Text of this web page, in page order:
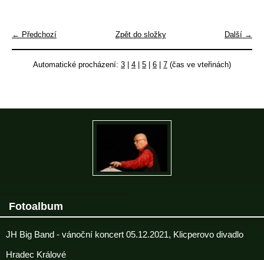
← Předchozí Další →
Zpět do složky
Automatické procházení: 3 4 5 6 7 (čas ve vteřinách)
Fotoalbum
JH Big Band - vánoční koncert 05.12.2021, Klicperovo divadlo
Hradec Králové